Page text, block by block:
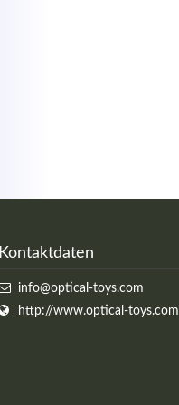
Kontaktdaten
info@optical-toys.com
http://www.optical-toys.com